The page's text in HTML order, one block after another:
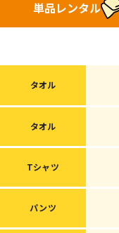
単品レンタル
タオル
タオル
Tシャツ
パンツ